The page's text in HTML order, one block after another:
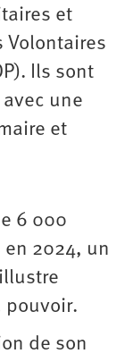
et
Volontaires
Ils sont
une
et
6 000
2024, un
pouvoir.
de son